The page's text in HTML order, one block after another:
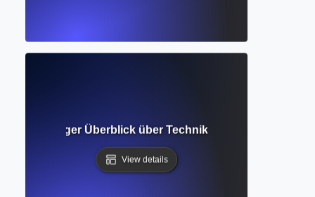
Vollständiger Überblick über Techniken, Werkzeuge
View details